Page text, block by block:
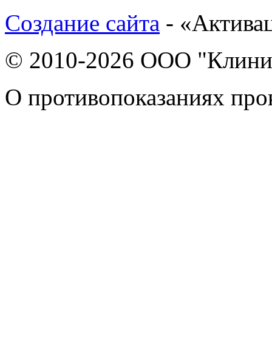
Создание сайта -
© 2010-2026 ООО
О противопоказаниях